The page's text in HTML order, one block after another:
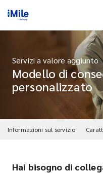
Servizi a valore aggiunto
Modello di
personalizzato
Informazioni sul servizio
Hai bisogno di
iMile Chat